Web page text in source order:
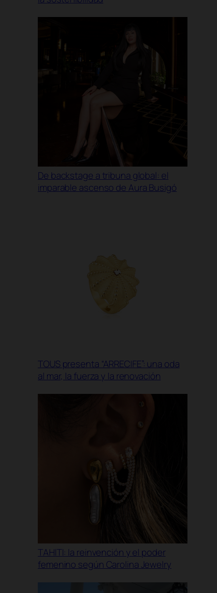
De backstage a tribuna global: el
imparable ascenso de Aura Busigó
TOUS presenta “ARRECIFE”: una oda
al mar, la fuerza y la renovación
TAHITI: la reinvención y el poder
femenino según Carolina Jewelry